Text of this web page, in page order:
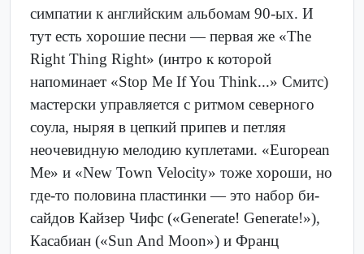
симпатии к английским альбомам 90-ых. И
тут есть хорошие песни — первая же «The
Right Thing Right» (интро к которой
напоминает «Stop Me If You Think...» Смитс)
мастерски управляется с ритмом северного
соула, ныряя в цепкий припев и петляя
неочевидную мелодию куплетами. «European
Me» и «New Town Velocity» тоже хороши, но
где-то половина пластинки — это набор би-
сайдов Кайзер Чифс («Generate! Generate!»),
Касабиан («Sun And Moon») и Франц